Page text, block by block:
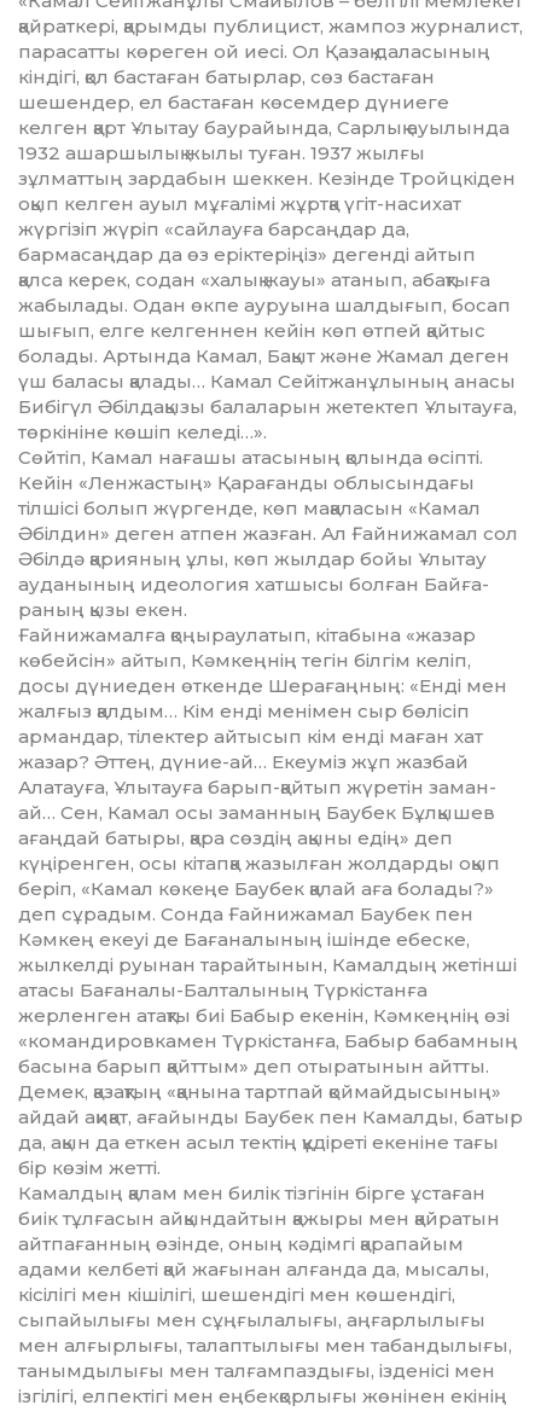
қайраткері, қарымды публицист, жампоз журналист,
парасатты көреген ой иесі. Ол Қазақ даласының
кіндігі, қол бастаған батырлар, сөз баста­ған
шешендер, ел бастаған көсем­дер дүниеге
келген қарт Ұлытау баурайында, Сарлық ауылында
1932 ашаршылық жылы туған. 1937 жылғы
зұлматтың зардабын шеккен. Кезінде Тройцкіден
оқып келген ауыл мұғалімі жұртқа үгіт-насихат
жүргізіп жүріп «сайлауға барсаңдар да,
бармасаңдар да өз еріктеріңіз» дегенді айтып
қалса керек, содан «халық жауы» атанып, абақтыға
жабылады. Одан өкпе ауруына шалдығып, босап
шығып, елге келгеннен кейін көп өтпей қайтыс
болады. Артында Камал, Бақыт және Жамал деген
үш баласы қалады… Камал Сейіт­жанұлының анасы
Бибігүл Әбіл­да­қызы балаларын жетектеп Ұлы­тауға,
төркініне көшіп келеді…».
Сөйтіп, Камал нағашы атасы­ның қолында өсіпті.
Кейін «Лен­жастың» Қарағанды облысындағы
тілшісі болып жүргенде, көп мақа­ласын «Камал
Әбілдин» деген атпен жазған. Ал Ғайнижамал сол
Әбілдә қарияның ұлы, көп жылдар бойы Ұлытау
ауданының идеология хатшысы болған Байға­
раның қызы екен.
Ғайнижамалға қоңыраулатып, кітабына «жазар
көбейсін» айтып, Кәмкеңнің тегін білгім келіп,
досы дүниеден өткенде Шерағаң­ның: «Енді мен
жалғыз қалдым… Кім енді менімен сыр бөлісіп
армандар, тілектер айтысып кім енді маған хат
жазар? Әттең, дүние-ай… Екеуміз жұп жазбай
Алатауға, Ұлытауға барып-қайтып жүретін заман-
ай… Сен, Камал осы заман­ның Баубек Бұлқышев
ағаңдай батыры, қара сөздің ақыны едің» деп
күңіренген, осы кітапқа жа­зыл­ған жолдарды оқып
беріп, «Ка­мал көкеңе Баубек қалай аға болады?»
деп сұрадым. Сонда Ғайнижамал Баубек пен
Кәмкең екеуі де Бағаналының ішінде ебес­ке,
жылкелді руынан тарайтынын, Камалдың жетінші
атасы Бағаналы-Балталының Түркіс­танға
жерленген атақты биі Бабыр екенін, Кәмкеңнің өзі
«командировкамен Түркістанға, Бабыр бабамның
басына барып қайттым» деп отыратынын айтты.
Демек, қазақтың «қанына тартпай қоймайдысының»
айдай ақиқат, ағайынды Баубек пен Камалды, батыр
да, ақын да еткен асыл тектің құдіреті екеніне тағы
бір көзім жетті.
Камалдың қалам мен билік тізгінін бірге ұстаған
биік тұлғасын айқындайтын қажыры мен қайра­тын
айтпағанның өзінде, оның кәдімгі қарапайым
адами келбеті қай жағынан алғанда да, мысалы,
кісілігі мен кішілігі, шешендігі мен көшендігі,
сыпайылығы мен сұңғылалығы, аңғарлылығы
мен алғырлығы, талаптылығы мен табандылығы,
танымдылығы мен талғампаздығы, ізденісі мен
ізгілі­гі, елпектігі мен еңбекқорлы­ғы жөнінен екінің